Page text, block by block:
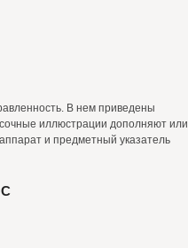
В нем приведены
иллюстрации дополняют или
и предметный указатель